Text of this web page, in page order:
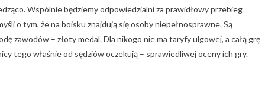
Wspólnie będziemy odpowiedzialni za prawidłowy przebieg
o tym, że na boisku znajdują się osoby niepełnosprawne. Są
zawodów – złoty medal. Dla nikogo nie ma taryfy ulgowej, a całą grę
tego właśnie od sędziów oczekują – sprawiedliwej oceny ich gry.